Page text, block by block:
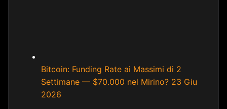
Bitcoin: Funding Rate ai Massimi di 2
Settimane — $70.000 nel Mirino? 23 Giu
2026